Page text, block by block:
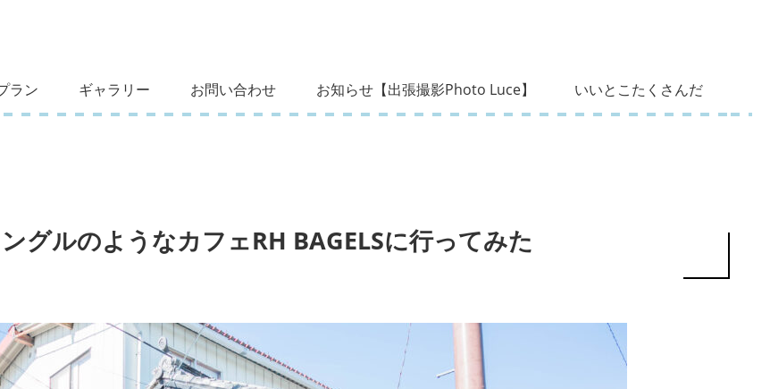
ラン ギャラリー お問い合わせ お知らせ【出張撮影Photo Luce】 いいとこたくさんだ
グルのようなカフェRH BAGELSに行ってみた